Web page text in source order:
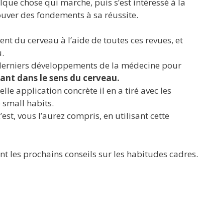
des fondements à sa réussite.
du cerveau à l’aide de toutes ces revues, et
développements de la médecine pour
dans le sens du cerveau.
application concrète il en a tiré avec les
small habits.
vous l’aurez compris, en utilisant cette
les prochains conseils sur les habitudes cadres.